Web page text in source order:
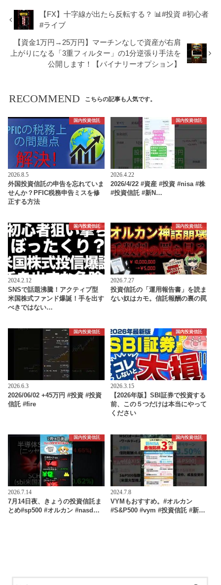
【FX】十字線が出たら反転する？ 📊#投資 #初心者
#ライブ
【資金1万円→25万円】マーチンなしで資産が右肩
上がりになる「3重フィルター」の1分逆張り手法を
公開します！【バイナリーオプション】
RECOMMEND こちらの記事も人気です。
国内投資信託
2026.8.5
外国投資信託の申告を忘れていま
せんか？PFIC税務申告ミスを修
正する方法
国内投資信託
2026.4.22
2026/4/22 #資産 #投資 #nisa #株
#投資信託 #新N…
国内投資信託
2024.2.12
SNSで話題沸騰！アクティブ型
米国株式ファンド爆誕！手を出す
べきではない…
国内投資信託
2026.7.27
投資信託の「運用報告書」を読ま
ない奴はカモ。信託報酬の裏の罠
国内投資信託
2026.6.3
2026/06/02 +45万円 #投資 #投資
信託 #fire
国内投資信託
2026.3.15
【2026年版】SBI証券で投資する
前、この５つだけは本当にやって
ください
国内投資信託
2026.7.14
7月14日夜、きょうの投資信託ま
とめ#sp500 #オルカン #nasd…
国内投資信託
2024.7.8
VYMもおすすめ。#オルカン
#S&P500 #vym #投資信託 #新…